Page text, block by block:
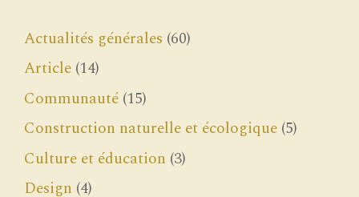
Actualités générales (60)
Article (14)
Communauté (15)
Construction naturelle et écologique (5)
Culture et éducation (3)
Design (4)